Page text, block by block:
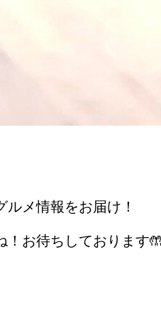
メ情報をお届け！
！お待ちしております